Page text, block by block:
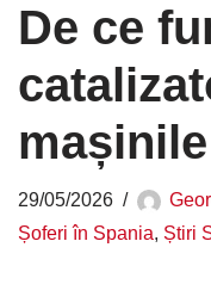
De ce
29/05/2026
Șoferi în Spania, Știri